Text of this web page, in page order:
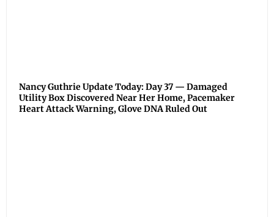
Nancy Guthrie Update Today: Day 37 — Damaged
Utility Box Discovered Near Her Home, Pacemaker
Heart Attack Warning, Glove DNA Ruled Out